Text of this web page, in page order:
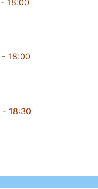
- 18:00
- 18:00
- 18:30